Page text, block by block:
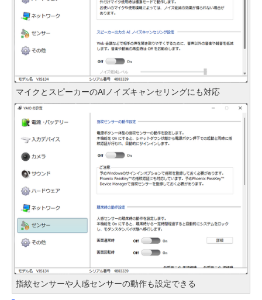
マイクとスピーカーのAIノイズキャンセリングにも対応
指紋センサーや人感センサーの動作も設定できる